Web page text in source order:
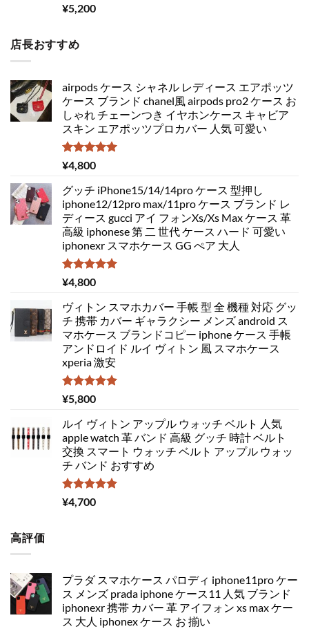
5段階中
5.00
¥5,200
店長おすすめ
airpods ケース シャネル レディース エアポッツ
ケース ブランド chanel風 airpods pro2 ケース お
しゃれ チェーンつき イヤホンケース キャビア
スキン エアポッツプロカバー 人気 可愛い
5段階中
5.00
¥4,800
グッチ iPhone15/14/14pro ケース 型押し
iphone12/12pro max/11pro ケース ブランド レ
ディース gucci アイ フォンXs/Xs Max ケース 革
高級 iphonese 第 二 世代 ケース ハード 可愛い
iphonexr スマホケース GG ぺア 大人
5段階中
5.00
¥4,800
ヴィトン スマホカバー 手帳 型 全 機種 対応 グッ
チ 携帯 カバー ギャラクシー メンズ android ス
マホケース ブランドコピー iphone ケース 手帳
アンドロイド ルイ ヴィトン 風 スマホケース
xperia 激安
5段階中
5.00
¥5,800
ルイ ヴィトン アップル ウォッチ ベルト 人気
apple watch 革 バンド 高級 グッチ 時計 ベルト
交換 スマート ウォッチ ベルト アップル ウォッ
チ バンド おすすめ
5段階中
5.00
¥4,700
高評価
プラダ スマホケース パロディ iphone11pro ケー
ス メンズ prada iphone ケース11 人気 ブランド
iphonexr 携帯 カバー 革 アイフォン xs max ケー
ス 大人 iphonex ケース お 揃い